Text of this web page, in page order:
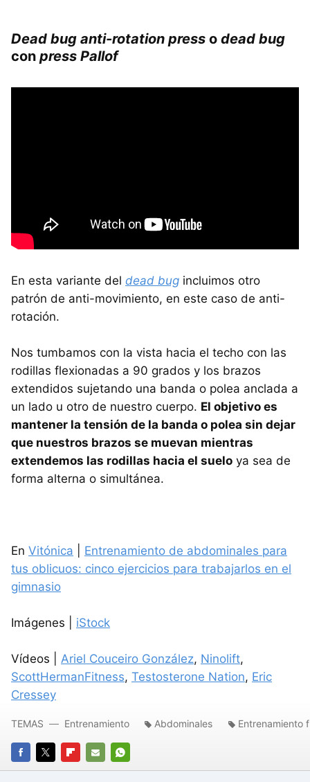
Dead bug anti-rotation press o dead bug
con press Pallof
En esta variante del dead bug incluimos otro
patrón de anti-movimiento, en este caso de anti-
rotación.
Nos tumbamos con la vista hacia el techo con las
rodillas flexionadas a 90 grados y los brazos
extendidos sujetando una banda o polea anclada a
un lado u otro de nuestro cuerpo. El objetivo es
mantener la tensión de la banda o polea sin dejar
que nuestros brazos se muevan mientras
extendemos las rodillas hacia el suelo ya sea de
forma alterna o simultánea.
En Vitónica
Entrenamiento de abdominales para
tus oblicuos: cinco ejercicios para trabajarlos en el
gimnasio
Imágenes | iStock
Vídeos | Ariel Couceiro González, Ninolift,
ScottHermanFitness, Testosterone Nation, Eric
Cressey
FACEBOOK
TWITTERFLIPBOARD
E-
WHATSAPP
TEMAS Entrenamiento Abdominales Entrenamiento